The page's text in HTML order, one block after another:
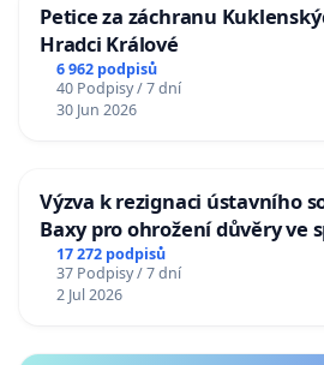
Petice za záchranu
Hradci Králové
6 962 podpisů
40 Podpisy / 7 dní
30 Jun 2026
Výzva k rezignaci ústavního
Baxy pro ohrožení důvěry ve
17 272 podpisů
37 Podpisy / 7 dní
2 Jul 2026